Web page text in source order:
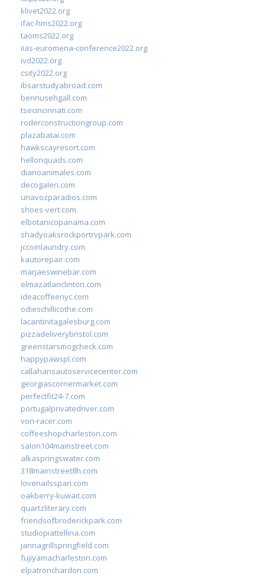
klivet2022.org
ifac-hms2022.org
taoms2022.org
iias-euromena-conference2022.org
ivd2022.org
csity2022.org
ibsarstudyabroad.com
bennusehgall.com
tsecincinnati.com
roderconstructiongroup.com
plazabatai.com
hawkscayresort.com
hellonquads.com
diarioanimales.com
decogaleri.com
unavozparadios.com
shoes-vert.com
elbotanicopanama.com
shadyoaksrockportrvpark.com
jccoinlaundry.com
kautorepair.com
marjaeswinebar.com
elmazatlanclinton.com
ideacoffeenyc.com
odieschillicothe.com
lacantinitagalesburg.com
pizzadeliverybristol.com
greenstarsmogcheck.com
happypawspl.com
callahansautoservicecenter.com
georgiascornermarket.com
perfectfit24-7.com
portugalprivatedriver.com
von-racer.com
coffeeshopcharleston.com
salon104mainstreet.com
alkaspringswater.com
318mainstreet8h.com
lovenailsspari.com
oakberry-kuwait.com
quartzliterary.com
friendsofbroderickpark.com
studiopiattellina.com
jannagrillspringfield.com
fujiyamacharleston.com
elpatronchardon.com